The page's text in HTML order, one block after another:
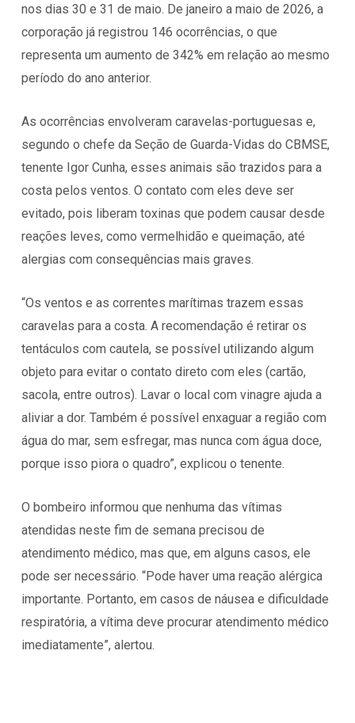
nos dias 30 e 31 de maio. De janeiro a maio de 2026, a
corporação já registrou 146 ocorrências, o que
representa um aumento de 342% em relação ao mesmo
período do ano anterior.
As ocorrências envolveram caravelas-portuguesas e,
segundo o chefe da Seção de Guarda-Vidas do CBMSE,
tenente Igor Cunha, esses animais são trazidos para a
costa pelos ventos. O contato com eles deve ser
evitado, pois liberam toxinas que podem causar desde
reações leves, como vermelhidão e queimação, até
alergias com consequências mais graves.
“Os ventos e as correntes marítimas trazem essas
caravelas para a costa. A recomendação é retirar os
tentáculos com cautela, se possível utilizando algum
objeto para evitar o contato direto com eles (cartão,
sacola, entre outros). Lavar o local com vinagre ajuda a
aliviar a dor. Também é possível enxaguar a região com
água do mar, sem esfregar, mas nunca com água doce,
porque isso piora o quadro”, explicou o tenente.
O bombeiro informou que nenhuma das vítimas
atendidas neste fim de semana precisou de
atendimento médico, mas que, em alguns casos, ele
pode ser necessário. “Pode haver uma reação alérgica
importante. Portanto, em casos de náusea e dificuldade
respiratória, a vítima deve procurar atendimento médico
imediatamente”, alertou.